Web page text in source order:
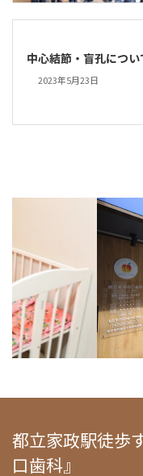
中心結節・盲孔につい
2023年5月23日
都立家政駅徒歩
口歯科』